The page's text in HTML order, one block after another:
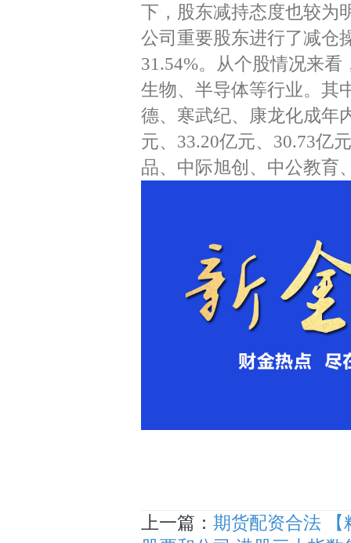
下，股东减持态度也较为
公司重要股东进行了减仓
31.54%。从个股情况来
生物、半导体等行业。其
德、寒武纪、康龙化成年
元、33.20亿元、30.73亿
品、中际旭创、中公教育
上一篇： 期货配资合法 【